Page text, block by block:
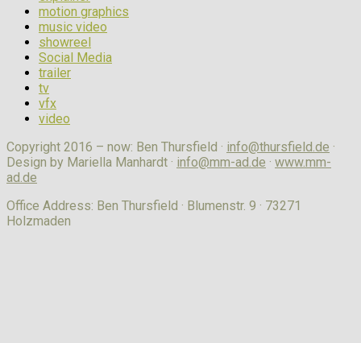
motion graphics
music video
showreel
Social Media
trailer
tv
vfx
video
Copyright 2016 – now: Ben Thursfield · info@thursfield.de ·
Design by Mariella Manhardt · info@mm-ad.de · www.mm-
ad.de
Office Address: Ben Thursfield · Blumenstr. 9 · 73271
Holzmaden